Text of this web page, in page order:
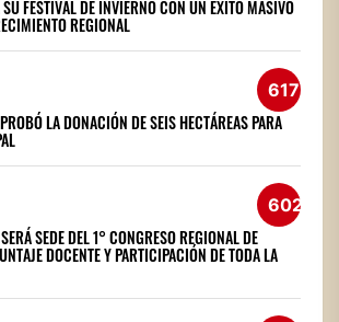
FESTIVAL DE INVIERNO CON UN ÉXITO MASIVO
REGIONAL
617
LA DONACIÓN DE SEIS HECTÁREAS PARA
602
SEDE DEL 1° CONGRESO REGIONAL DE
DOCENTE Y PARTICIPACIÓN DE TODA LA